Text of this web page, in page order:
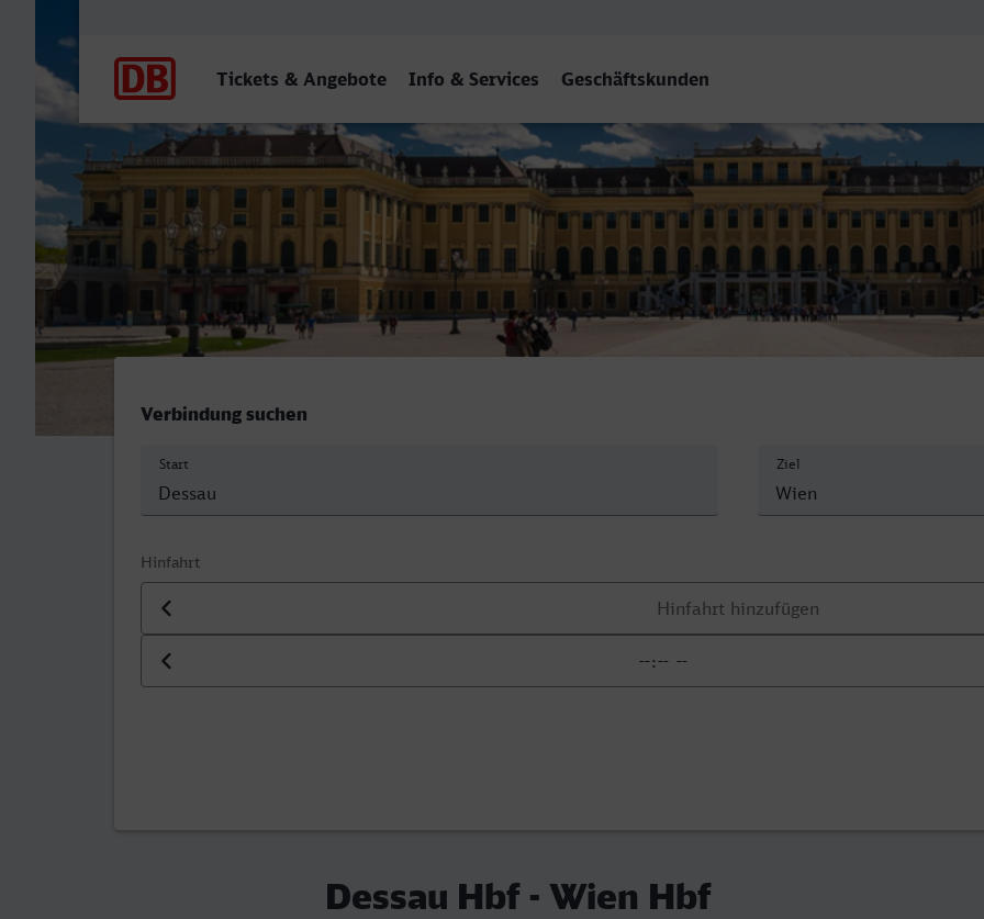
Tickets & Angebote Info & Services Geschäftskunden
Dessau Hbf - Wien Hbf
Verbindung suchen
Start Ziel
Hinfahrt
Datum der Hinfahrt
Uhrzeit der Hinfahrt
Dessau Hbf - Wien Hbf